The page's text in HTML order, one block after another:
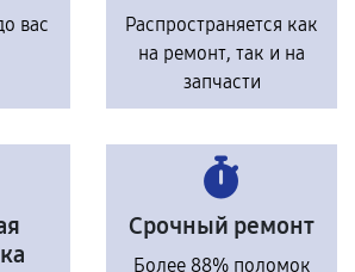
вас
Распространяется как
на ремонт, так и на
запчасти
Срочный ремонт
Более 88% поломок